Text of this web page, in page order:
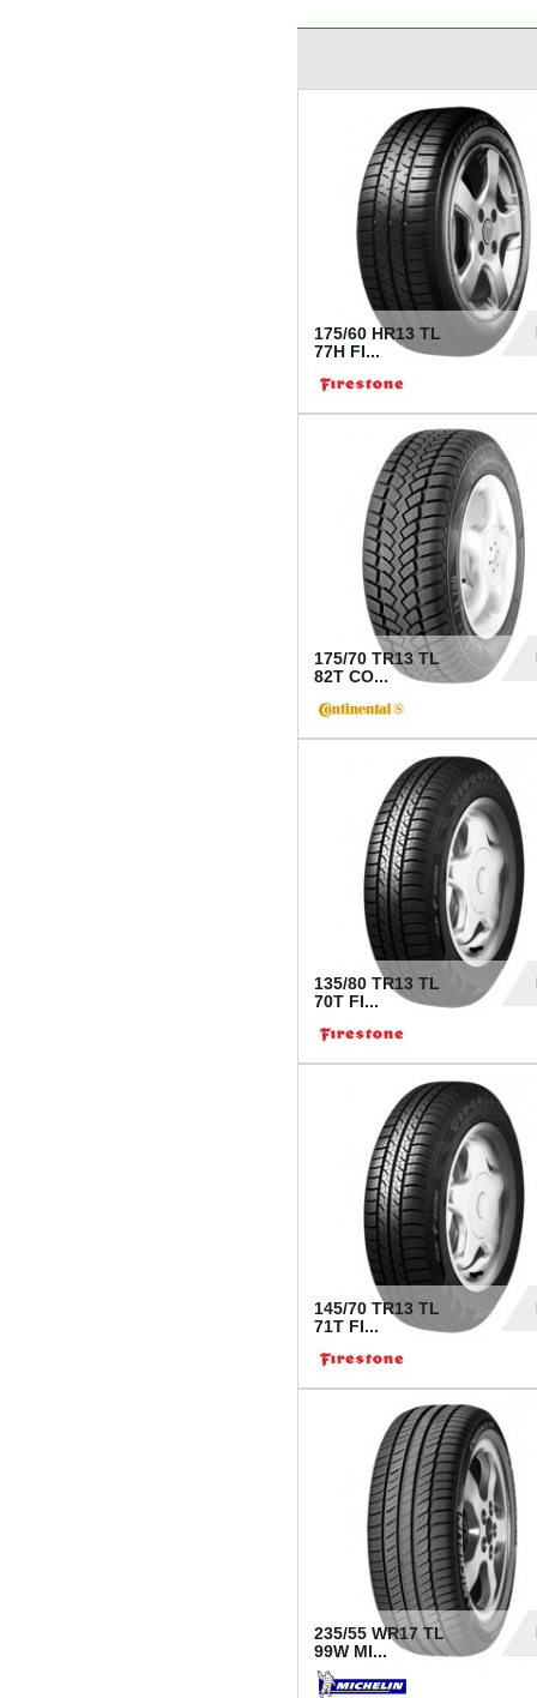
175/60 HR13 TL
77H FI...
175/70 TR13 TL
82T CO...
135/80 TR13 TL
70T FI...
145/70 TR13 TL
71T FI...
235/55 WR17 TL
99W MI...